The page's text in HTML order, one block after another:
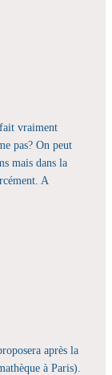
vraiment
pas? On peut
mais dans la
A
après la
à Paris).